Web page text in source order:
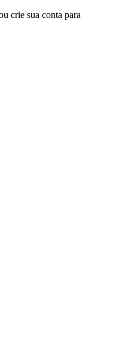
crie sua conta para